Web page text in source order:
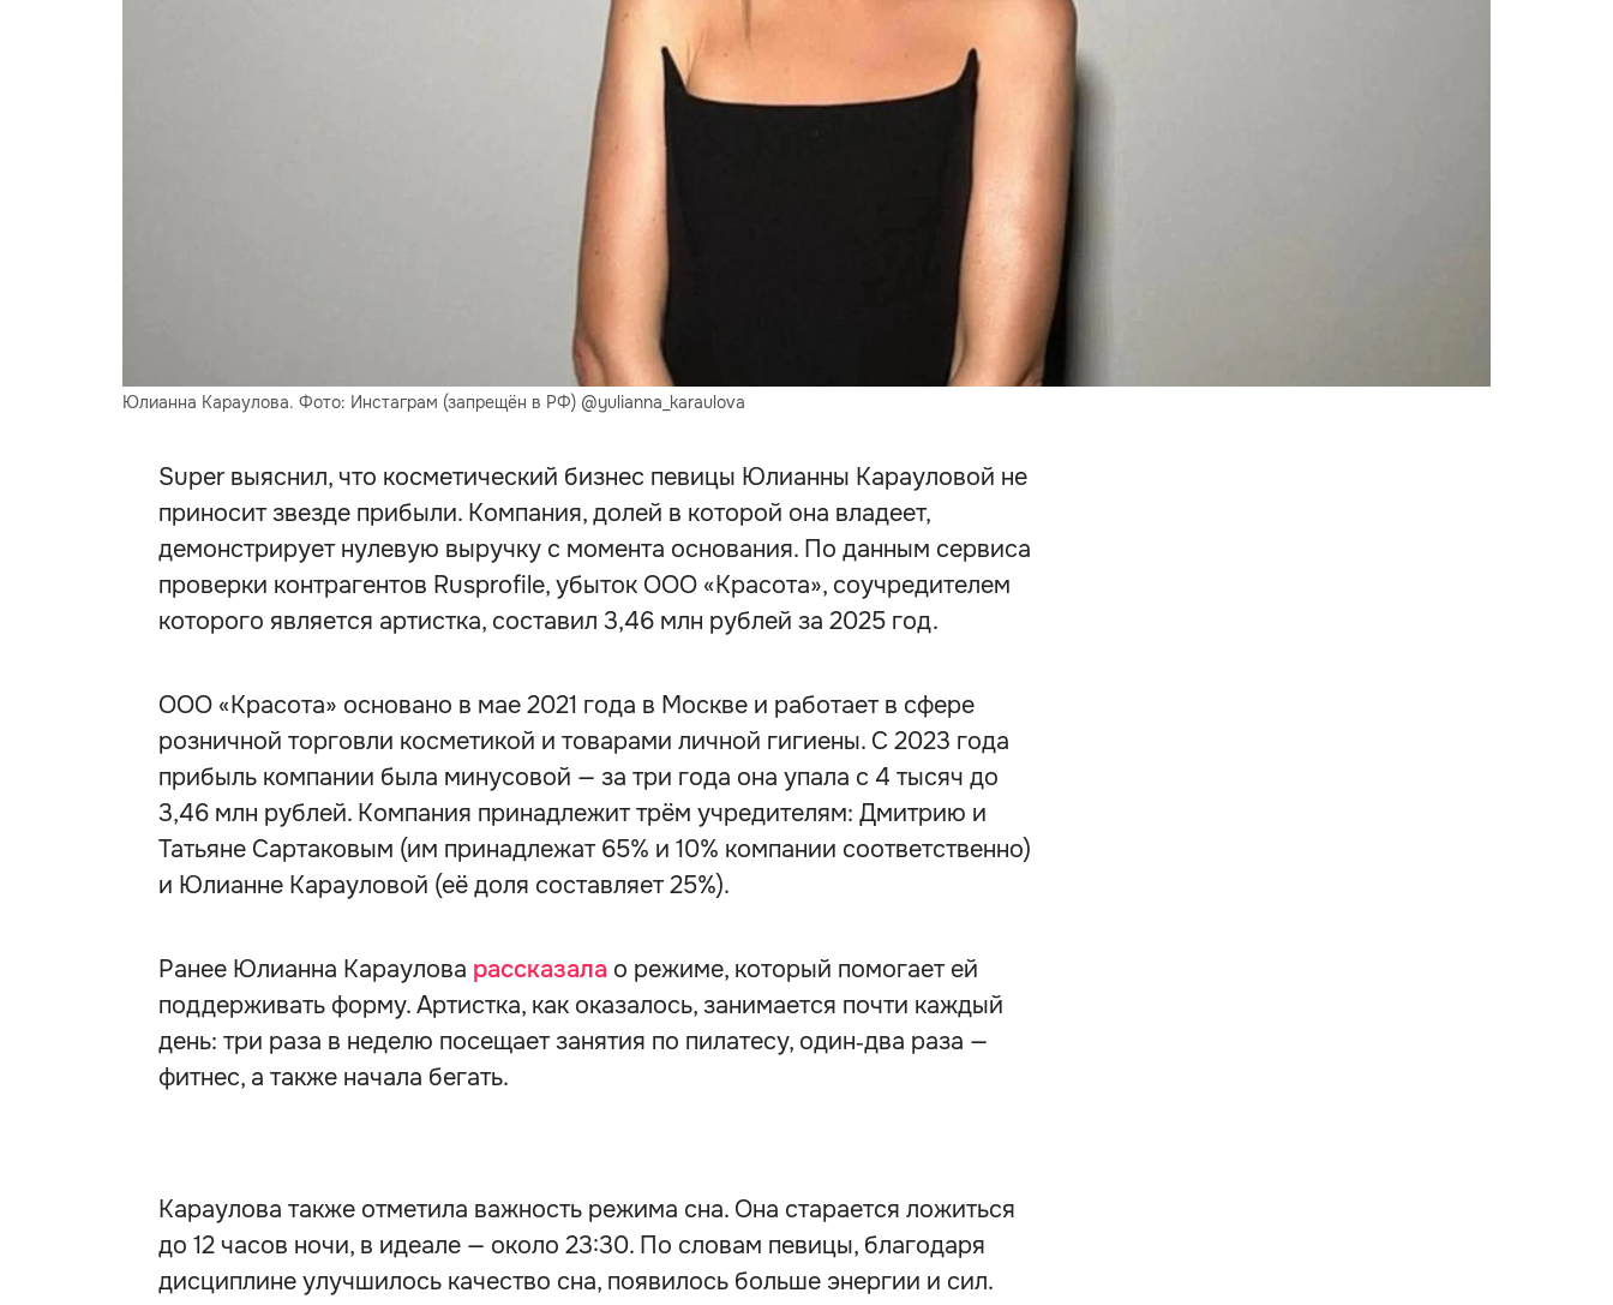
Юлианна Караулова. Фото: Инстаграм (запрещён в РФ) @yulianna_karaulova
Super выяснил, что косметический бизнес певицы Юлианны Карауловой не
приносит звезде прибыли. Компания, долей в которой она владеет,
демонстрирует нулевую выручку с момента основания. По данным сервиса
проверки контрагентов Rusprofile, убыток ООО «Красота», соучредителем
которого является артистка, составил 3,46 млн рублей за 2025 год.
ООО «Красота» основано в мае 2021 года в Москве и работает в сфере
розничной торговли косметикой и товарами личной гигиены. С 2023 года
прибыль компании была минусовой — за три года она упала с 4 тысяч до
3,46 млн рублей. Компания принадлежит трём учредителям: Дмитрию и
Татьяне Сартаковым (им принадлежат 65% и 10% компании соответственно)
и Юлианне Карауловой (её доля составляет 25%).
Ранее Юлианна Караулова рассказала о режиме, который помогает ей
поддерживать форму. Артистка, как оказалось, занимается почти каждый
день: три раза в неделю посещает занятия по пилатесу, один‑два раза —
фитнес, а также начала бегать.
Караулова также отметила важность режима сна. Она старается ложиться
до 12 часов ночи, в идеале — около 23:30. По словам певицы, благодаря
дисциплине улучшилось качество сна, появилось больше энергии и сил.